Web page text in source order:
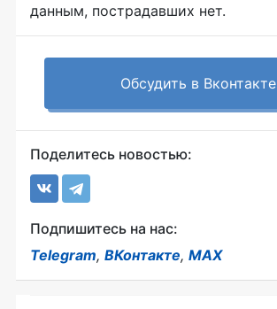
данным, пострадавших нет.
Обсудить в Вконтакте
Поделитесь новостью:
Подпишитесь на нас:
Telegram, ВКонтакте, MAX